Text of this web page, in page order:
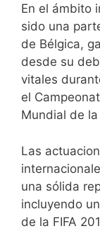
En el ámbito
sido una
de Bélgica,
desde su
vitales
el
Mundial de la
Las
una sólida
incluyendo
de la FIFA